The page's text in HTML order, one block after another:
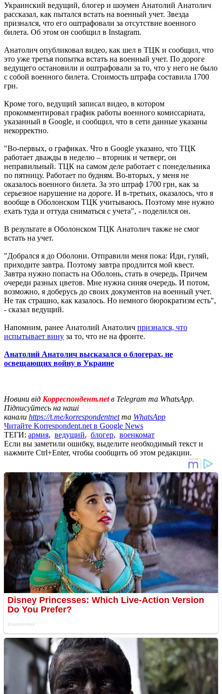
Украинский ведущий, блогер и шоумен Анатолий Анатолич
рассказал, как пытался встать на военный учет. Звезда
признался, что его оштрафовали за отсутствие военного
билета. Об этом он сообщил в Instagram.
Анатолич опубликовал видео, как шел в ТЦК и сообщил, что
это уже третья попытка встать на военный учет. По дороге
ведущего остановили и оштрафовали за то, что у него не было
с собой военного билета. Стоимость штрафа составила 1700
грн.
Кроме того, ведущий записал видео, в котором
прокомментировал график работы военного комиссариата,
указанный в Google, и сообщил, что в сети данные указаны
некорректно.
"Во-первых, о графиках. Что в Google указано, что ТЦК
работает дважды в неделю – вторник и четверг, он
неправильный. ТЦК на самом деле работает с понедельника
по пятницу. Работает по будням. Во-вторых, у меня не
оказалось военного билета. За это штраф 1700 грн, как за
серьезное нарушение на дороге. И в-третьих, оказалось, что я
вообще в Оболонском ТЦК учитываюсь. Поэтому мне нужно
ехать туда и оттуда сниматься с учета", - поделился он.
В результате в Оболонском ТЦК Анатолич также не смог
встать на учет.
"Добрался я до Оболони. Отправили меня пока: Иди, гуляй,
приходите завтра. Поэтому завтра продлится мой квест.
Завтра нужно попасть на Оболонь, стать в очередь. Причем
очереди разных цветов. Мне нужна синяя очередь. И потом,
возможно, я доберусь до своих документов на военный учет.
Не так страшно, как казалось. Но немного бюрократизм есть",
- сказал ведущий.
Напомним, ранее Анатолий Анатолич признался, что
испытывает вину за то, что не на фронте.
Анатолий Анатолич высказался о блогерах, не
освещающих войну в Украине
Новини від Корреспондент.netв Telegram та WhatsApp.
Підписуйтесь на наші
канали https://t.me/korrespondentnetта WhatsApp
Читайте Korrespondent.net в Google News
ТЕГИ: армия, ведущий, блогер, военкомат
Если вы заметили ошибку, выделите необходимый текст и
нажмите Ctrl+Enter, чтобы сообщить об этом редакции.